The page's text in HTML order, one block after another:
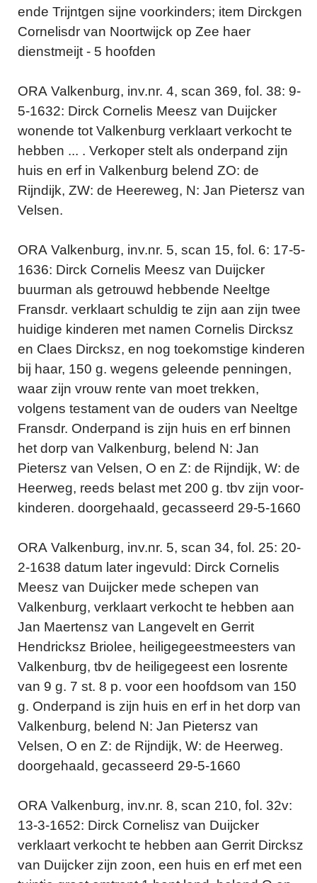
ende Trijntgen sijne voorkinders; item Dirckgen
Cornelisdr van Noortwijck op Zee haer
dienstmeijt - 5 hoofden
ORA Valkenburg, inv.nr. 4, scan 369, fol. 38: 9-
5-1632: Dirck Cornelis Meesz van Duijcker
wonende tot Valkenburg verklaart verkocht te
hebben ... . Verkoper stelt als onderpand zijn
huis en erf in Valkenburg belend ZO: de
Rijndijk, ZW: de Heereweg, N: Jan Pietersz van
Velsen.
ORA Valkenburg, inv.nr. 5, scan 15, fol. 6: 17-5-
1636: Dirck Cornelis Meesz van Duijcker
buurman als getrouwd hebbende Neeltge
Fransdr. verklaart schuldig te zijn aan zijn twee
huidige kinderen met namen Cornelis Dircksz
en Claes Dircksz, en nog toekomstige kinderen
bij haar, 150 g. wegens geleende penningen,
waar zijn vrouw rente van moet trekken,
volgens testament van de ouders van Neeltge
Fransdr. Onderpand is zijn huis en erf binnen
het dorp van Valkenburg, belend N: Jan
Pietersz van Velsen, O en Z: de Rijndijk, W: de
Heerweg, reeds belast met 200 g. tbv zijn voor-
kinderen. doorgehaald, gecasseerd 29-5-1660
ORA Valkenburg, inv.nr. 5, scan 34, fol. 25: 20-
2-1638 datum later ingevuld: Dirck Cornelis
Meesz van Duijcker mede schepen van
Valkenburg, verklaart verkocht te hebben aan
Jan Maertensz van Langevelt en Gerrit
Hendricksz Briolee, heiligegeestmeesters van
Valkenburg, tbv de heiligegeest een losrente
van 9 g. 7 st. 8 p. voor een hoofdsom van 150
g. Onderpand is zijn huis en erf in het dorp van
Valkenburg, belend N: Jan Pietersz van
Velsen, O en Z: de Rijndijk, W: de Heerweg.
doorgehaald, gecasseerd 29-5-1660
ORA Valkenburg, inv.nr. 8, scan 210, fol. 32v:
13-3-1652: Dirck Cornelisz van Duijcker
verklaart verkocht te hebben aan Gerrit Dircksz
van Duijcker zijn zoon, een huis en erf met een